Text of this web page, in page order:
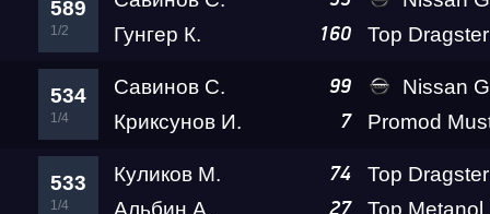
589
1/2
Гунгер К.
160
534
1/4
Савинов С. 99
Nissan GT-R
Криксунов И.
7
533
1/4
Куликов М. 74
Top
Альбин А.
27